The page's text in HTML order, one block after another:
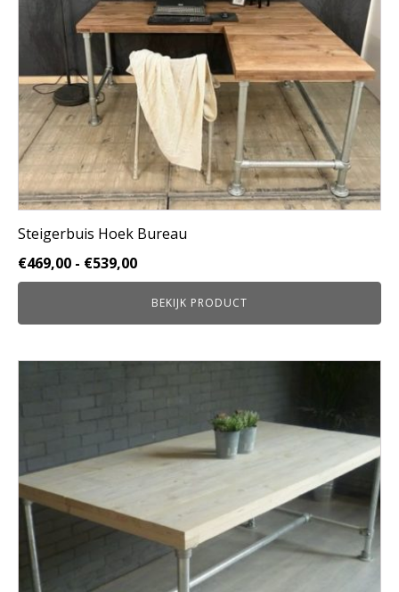
Steigerbuis Hoek Bureau
€469,00 - €539,00Prijsklasse:
€469,00
tot
€539,00
BEKIJK PRODUCT
productpagina
Deze
optie
kan
gekozen
worden
op